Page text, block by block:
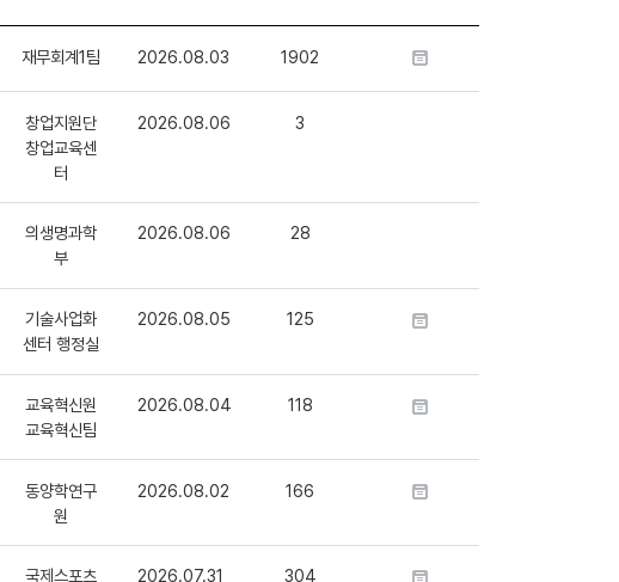
재무회계1팀 2026.08.03 1902
창업지원단
창업교육센
터
2026.08.06 3
의생명과학
부
2026.08.06 28
기술사업화
센터 행정실
2026.08.05 125
교육혁신원
교육혁신팀
2026.08.04 118
동양학연구
원
2026.08.02 166
국제스포츠
2026.07.31 304